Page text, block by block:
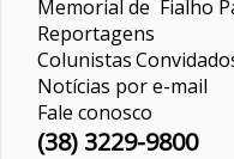
Memorial de Fialho
Reportagens
Colunistas
Notícias por e-mail
Fale conosco
(38) 3229-9800